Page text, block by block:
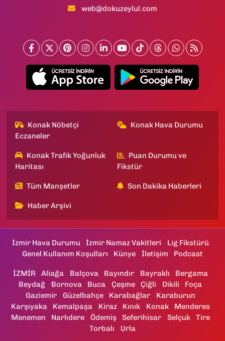
web@dokuzeylul.com
Konak Nöbetçi
Eczaneler
Konak Hava Durumu
Konak Trafik Yoğunluk
Haritası
Puan Durumu ve
Fikstür
Tüm Manşetler Son Dakika Haberleri
Haber Arşivi
İzmir Hava Durumu İzmir Namaz Vakitleri
Lig Fikstürü
Genel Kullanım Koşulları
Künye İletişim Podcast
İZMİR Aliağa Balçova Bayındır Bayraklı
Bergama
Beydağ
Bornova Buca Çeşme Çiğli Dikili
Foça
Gaziemir
Güzelbahçe Karabağlar
Karaburun
Karşıyaka
Kemalpaşa Kiraz Kınık Konak
Menderes
Menemen
Narlıdere Ödemiş Seferihisar Selçuk
Tire
Torbalı
Urla